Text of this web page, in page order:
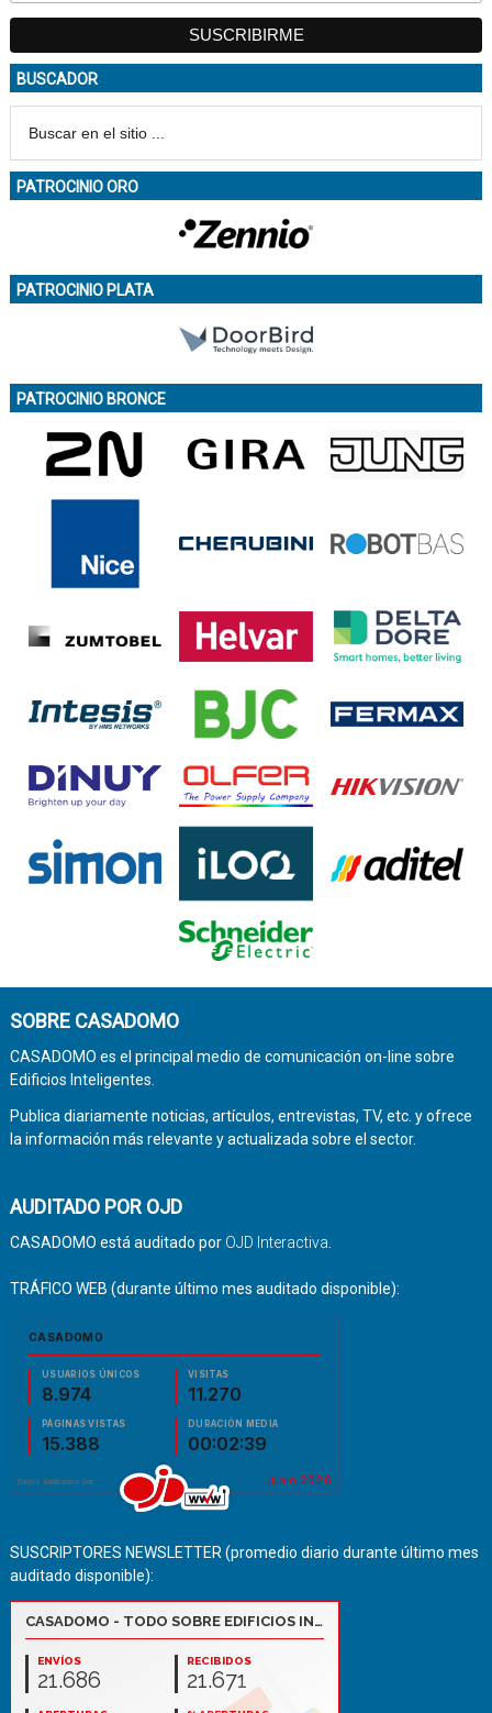
BUSCADOR
PATROCINIO ORO
PATROCINIO PLATA
PATROCINIO BRONCE
SOBRE CASADOMO
CASADOMO es el principal medio de comunicación on-line sobre
Edificios Inteligentes.
Publica diariamente noticias, artículos, entrevistas, TV, etc. y ofrece
la información más relevante y actualizada sobre el sector.
AUDITADO POR OJD
CASADOMO está auditado por OJD Interactiva
TRÁFICO WEB (durante último mes auditado disponible):
SUSCRIPTORES NEWSLETTER (promedio diario durante último mes
auditado disponible):